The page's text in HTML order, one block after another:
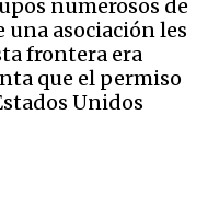
numerosos de
asociación les
frontera era
que el permiso
Unidos